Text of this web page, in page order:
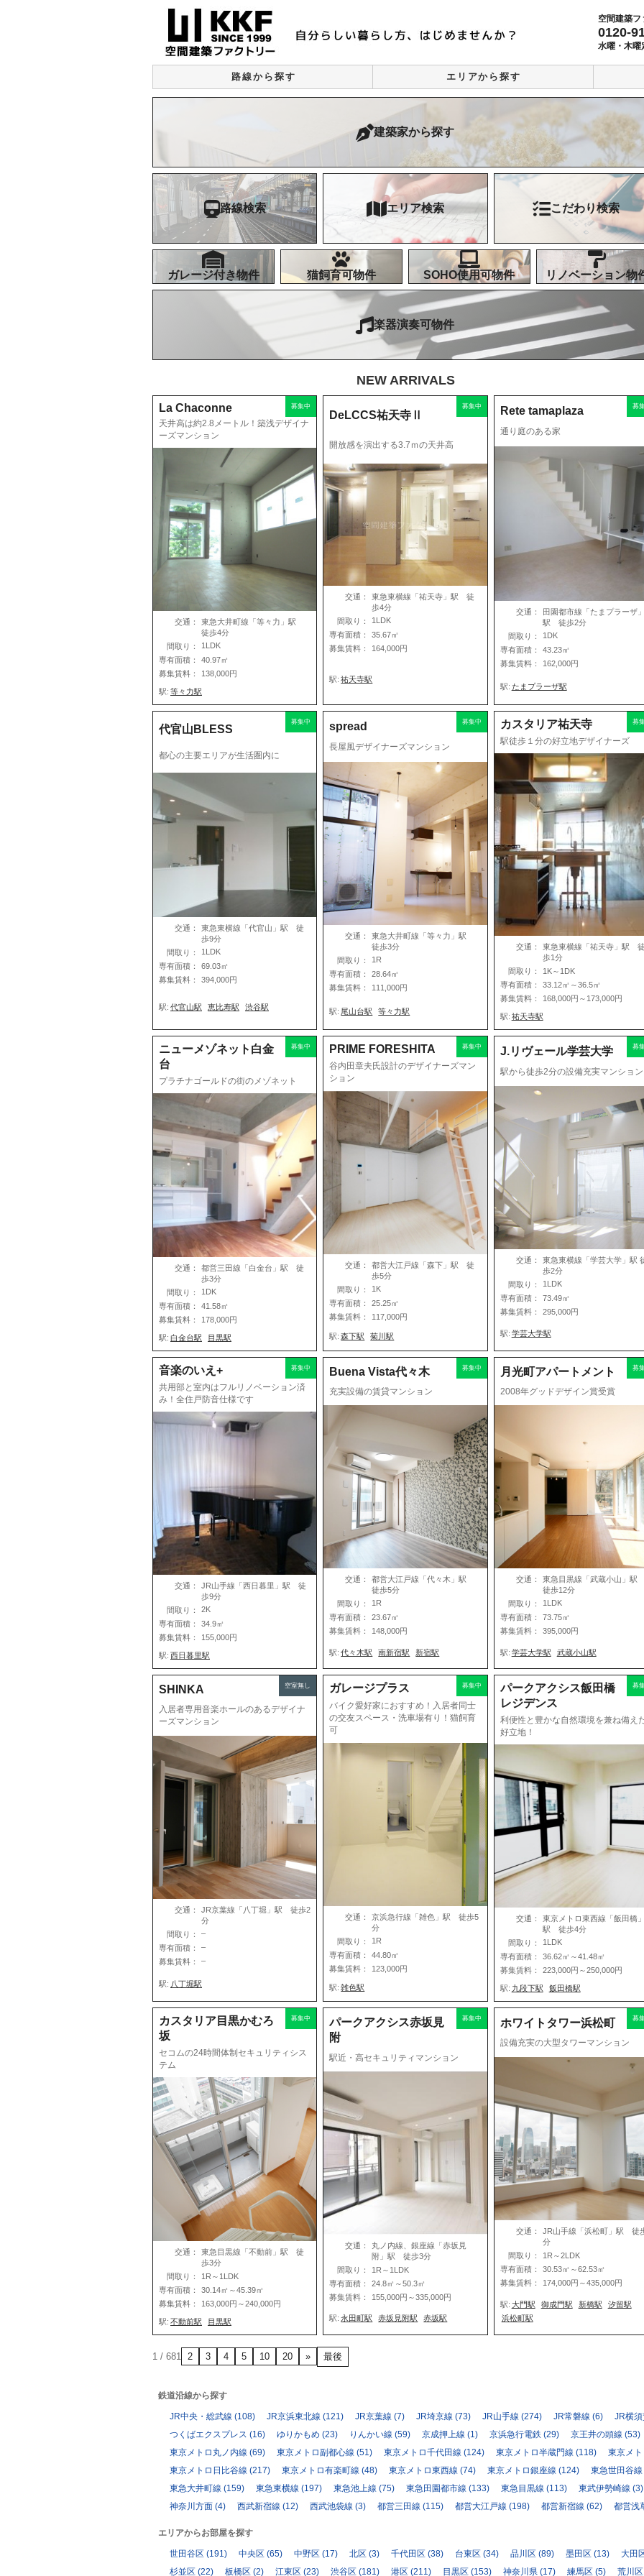
空間建築フ
0120-
水曜・木曜
路線から探す エリアから探す
建築家から探す
路線検索 エリア検索 こだわり検索
ガレージ付き物件 猫飼育可物件 SOHO使用可物件 リノベーション物
楽器演奏可物件
NEW ARRIVALS
La Chaconne
天井高は約2.8メートル！築浅デザイナ
ーズマンション
交通：
東急大井町線「等々力」駅
徒歩4分
間取り：
1LDK
専有面積：
40.97㎡
募集賃料：
138,000円
駅: 等々力駅
募集中
DeLCCS祐天寺Ⅱ
開放感を演出する3.7ｍの天井高
交通：
東急東横線「祐天寺」駅 徒
歩4分
間取り：
1LDK
専有面積：
35.67㎡
募集賃料：
164,000円
駅: 祐天寺駅
募集中 Rete tamaplaza
通り庭のある家
交通：
田園都市線「たまプラーザ
駅 徒歩2分
間取り：
1DK
専有面積：
43.23㎡
募集賃料：
162,000円
駅: たまプラーザ駅
募
代官山BLESS
都心の主要エリアが生活圏内に
交通：
東急東横線「代官山」駅 徒
歩9分
間取り：
1LDK
専有面積：
69.03㎡
募集賃料：
394,000円
駅: 代官山駅 恵比寿駅 渋谷駅
募集中 spread
長屋風デザイナーズマンション
交通：
東急大井町線「等々力」駅
徒歩3分
間取り：
1R
専有面積：
28.64㎡
募集賃料：
111,000円
駅: 尾山台駅 等々力駅
募集中 カスタリア祐天寺
駅徒歩１分の好立地デザイナーズ
交通：
東急東横線「祐天寺」駅
歩1分
間取り：
1K～1DK
専有面積：
33.12㎡～36.5㎡
募集賃料：
168,000円～173,000円
駅: 祐天寺駅
募
ニューメゾネット白金
台
プラチナゴールドの街のメゾネット
交通：
都営三田線「白金台」駅 徒
歩3分
間取り：
1DK
専有面積：
41.58㎡
募集賃料：
178,000円
駅: 白金台駅 目黒駅
募集中 PRIME FORESHITA
谷内田章夫氏設計のデザイナーズマン
ション
交通：
都営大江戸線「森下」駅 徒
歩5分
間取り：
1K
専有面積：
25.25㎡
募集賃料：
117,000円
駅: 森下駅 菊川駅
募集中 J.リヴェール学芸大学
駅から徒歩2分の設備充実マンション
交通：
東急東横線「学芸大学」駅
歩2分
間取り：
1LDK
専有面積：
73.49㎡
募集賃料：
295,000円
駅: 学芸大学駅
募
音楽のいえ+
共用部と室内はフルリノベーション済
み！全住戸防音仕様です
交通：
JR山手線「西日暮里」駅 徒
歩9分
間取り：
2K
専有面積：
34.9㎡
募集賃料：
155,000円
駅: 西日暮里駅
募集中 Buena Vista代々木
充実設備の賃貸マンション
交通：
都営大江戸線「代々木」駅
徒歩5分
間取り：
1R
専有面積：
23.67㎡
募集賃料：
148,000円
駅: 代々木駅 南新宿駅 新宿駅
募集中 月光町アパートメント
2008年グッドデザイン賞受賞
交通：
東急目黒線「武蔵小山」
徒歩12分
間取り：
1LDK
専有面積：
73.75㎡
募集賃料：
395,000円
駅: 学芸大学駅 武蔵小山駅
募
SHINKA
入居者専用音楽ホールのあるデザイナ
ーズマンション
交通：
JR京葉線「八丁堀」駅 徒歩2
分
間取り：
–
専有面積：
–
募集賃料：
–
駅: 八丁堀駅
空室無し ガレージプラス
バイク愛好家におすすめ！入居者同士
の交友スペース・洗車場有り！猫飼育
可
交通：
京浜急行線「雑色」駅 徒歩5
分
間取り：
1R
専有面積：
44.80㎡
募集賃料：
123,000円
駅: 雑色駅
募集中
パークアクシス飯田橋
レジデンス
利便性と豊かな自然環境を兼ね備え
好立地！
交通：
東京メトロ東西線「飯田橋
駅 徒歩4分
間取り：
1LDK
専有面積：
36.62㎡～41.48㎡
募集賃料：
223,000円～250,000円
駅: 九段下駅 飯田橋駅
募
カスタリア目黒かむろ
坂
セコムの24時間体制セキュリティシス
テム
交通：
東急目黒線「不動前」駅 徒
歩3分
間取り：
1R～1LDK
専有面積：
30.14㎡～45.39㎡
募集賃料：
163,000円～240,000円
駅: 不動前駅 目黒駅
募集中
パークアクシス赤坂見
附
駅近・高セキュリティマンション
交通：
丸ノ内線、銀座線「赤坂見
附」駅 徒歩3分
間取り：
1R～1LDK
専有面積：
24.8㎡～50.3㎡
募集賃料：
155,000円～335,000円
駅: 永田町駅 赤坂見附駅 赤坂駅
募集中 ホワイトタワー浜松町
設備充実の大型タワーマンション
交通：
JR山手線「浜松町」駅 徒
分
間取り：
1R～2LDK
専有面積：
30.53㎡～62.53㎡
募集賃料：
174,000円～435,000円
駅: 大門駅 御成門駅 新橋駅
汐留駅
浜松町駅
募
1 / 681 2 3 4 5 10 20 » 最後
鉄道沿線から探す
JR中央・総武線 (108) JR京浜東北線 (121) JR京葉線 (7) JR埼京線 (73) JR山手線 (274) JR常磐線 (6)
JR横
つくばエクスプレス (16) ゆりかもめ (23) りんかい線 (59) 京成押上線 (1) 京浜急行電鉄 (29) 京王井の頭線 (53)
東京メトロ丸ノ内線 (69) 東京メトロ副都心線 (51) 東京メトロ千代田線 (124) 東京メトロ半蔵門線 (118)
東京メ
東京メトロ日比谷線 (217) 東京メトロ有楽町線 (48) 東京メトロ東西線 (74) 東京メトロ銀座線 (124) 東急世田谷線
東急大井町線 (159) 東急東横線 (197) 東急池上線 (75) 東急田園都市線 (133) 東急目黒線 (113) 東武伊勢崎線 (3)
神奈川方面 (4) 西武新宿線 (12) 西武池袋線 (3) 都営三田線 (115) 都営大江戸線 (198) 都営新宿線 (62) 都営浅
エリアからお部屋を探す
世田谷区 (191) 中央区 (65) 中野区 (17) 北区 (3) 千代田区 (38) 台東区 (34) 品川区 (89) 墨田区 (13)
大田
杉並区 (22) 板橋区 (2) 江東区 (23) 渋谷区 (181) 港区 (211) 目黒区 (153) 神奈川県 (17) 練馬区 (5) 荒川区